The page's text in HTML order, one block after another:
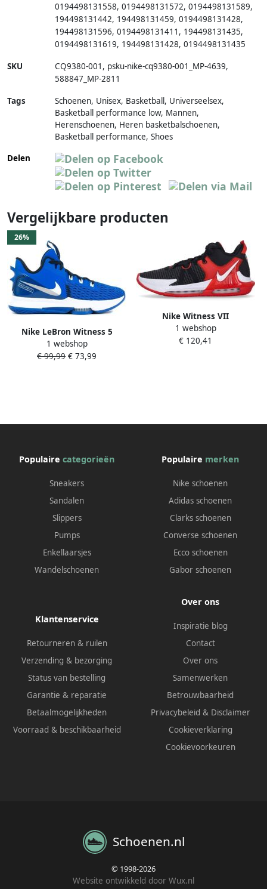
0194498131558, 0194498131572, 0194498131589,
194498131442, 194498131459, 0194498131428,
194498131596, 0194498131411 , 194498131435,
0194498131619, 194498131428, 0194498131435
SKU CQ9380-001 , psku-nike-cq9380-001_MP-4639,
588847_MP-2811
Tags
Schoenen, Unisex, Basketball, Universeelsex,
Basketball performance low, Mannen,
Herenschoenen, Heren basketbalschoenen,
Basketball performance, Shoes
Delen
Vergelijkbare producten
26%
Nike LeBron Witness 5
Basketbalschoen Blauw
1 webshop
€ 99,99 € 73,99
Nike Witness VII
Basketbalschoen Zwart Wit
Rood Black Heren
1 webshop
€ 120,41
Populaire categorieën
Sneakers
Sandalen
Slippers
Pumps
Enkellaarsjes
Wandelschoenen
Populaire merken
Nike schoenen
Adidas schoenen
Clarks schoenen
Converse schoenen
Ecco schoenen
Gabor schoenen
Klantenservice
Retourneren & ruilen
Verzending & bezorging
Status van bestelling
Garantie & reparatie
Betaalmogelijkheden
Voorraad & beschikbaarheid
Over ons
Inspiratie blog
Contact
Over ons
Samenwerken
Betrouwbaarheid
Privacybeleid & Disclaimer
Cookieverklaring
Cookievoorkeuren
Schoenen.nl
© 1998-2026
Website ontwikkeld door Wux.nl